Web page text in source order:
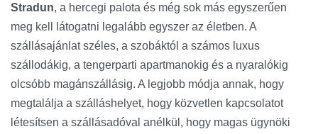
Stradun, a hercegi palota és még sok más egyszerűen
meg kell látogatni legalább egyszer az életben. A
szállásajánlat széles, a szobáktól a számos luxus
szállodákig, a tengerparti apartmanokig és a nyaralókig
olcsóbb magánszállásig. A legjobb módja annak, hogy
megtalálja a szálláshelyet, hogy közvetlen kapcsolatot
létesítsen a szállásadóval anélkül, hogy magas ügynöki